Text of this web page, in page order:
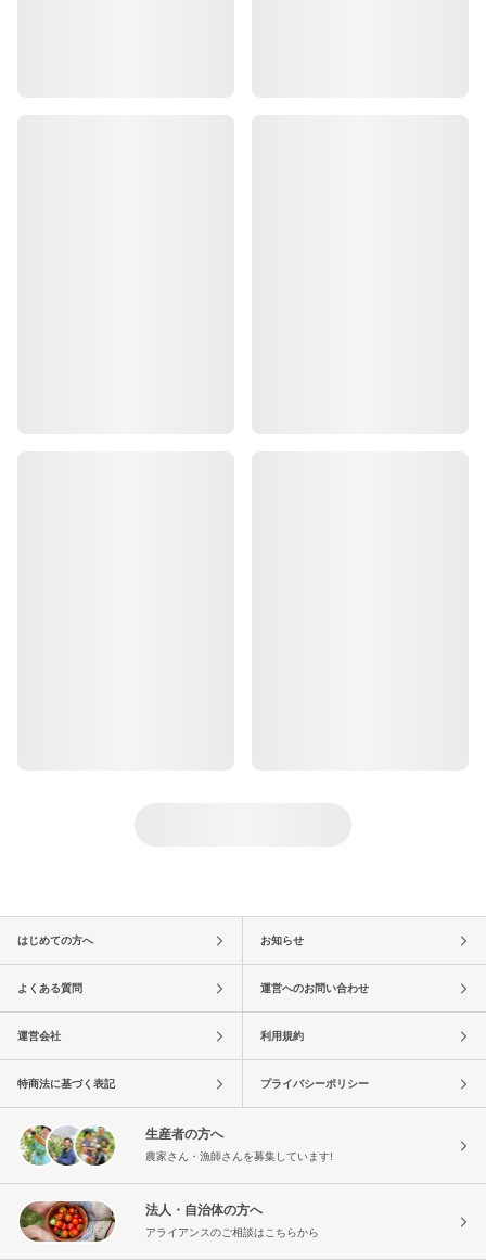
はじめての方へ お知らせ
よくある質問 運営へのお問い合わせ
運営会社 利用規約
特商法に基づく表記 プライバシーポリシー
生産者の方へ
農家さん・漁師さんを募集しています!
法人・自治体の方へ
アライアンスのご相談はこちらから